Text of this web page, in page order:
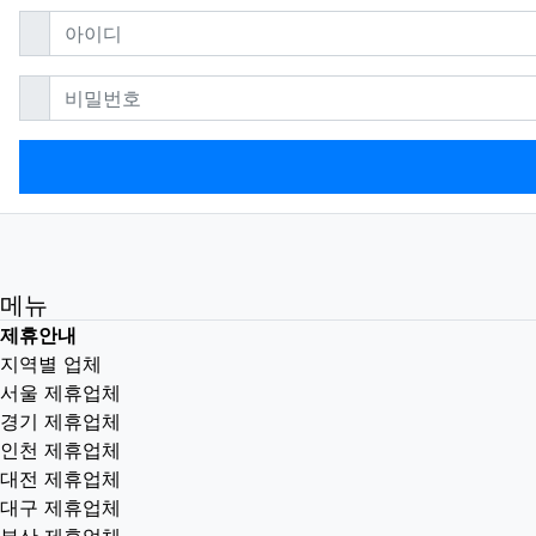
아이디필수
비밀번호필수
메뉴
제휴안내
지역별 업체
서울 제휴업체
경기 제휴업체
인천 제휴업체
대전 제휴업체
대구 제휴업체